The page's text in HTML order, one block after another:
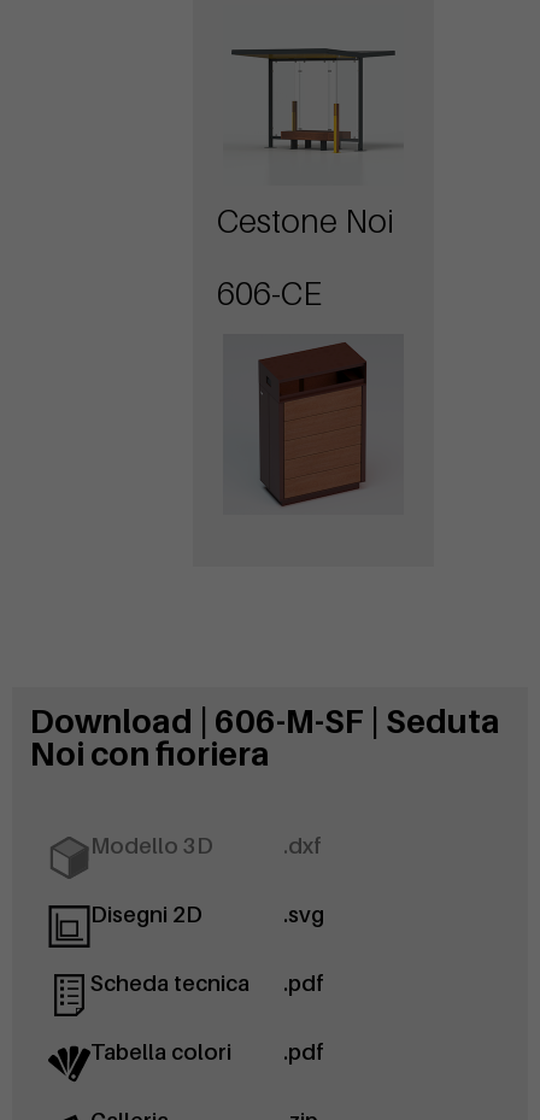
Cestone Noi
606-CE
Download | 606-M-SF | Seduta
Noi con fioriera
Modello 3D .dxf
Disegni 2D .svg
Scheda tecnica .pdf
Tabella colori .pdf